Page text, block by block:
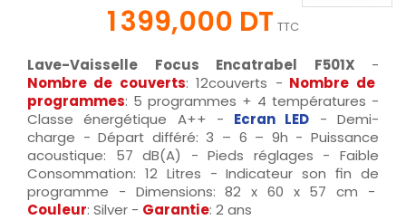
1 399,000 DT TTC
Lave-Vaisselle Focus Encatrabel F501X -
Nombre de couverts: 12couverts - Nombre de
programmes: 5 programmes + 4 températures -
Classe énergétique A++ - Ecran LED
- Demi-
charge - Départ différé: 3 – 6 – 9h - Puissance
acoustique: 57 dB(A) - Pieds réglages - Faible
Consommation: 12 Litres - Indicateur son fin de
programme - Dimensions: 82 x 60 x 57 cm -
Couleur: Silver - Garantie: 2 ans